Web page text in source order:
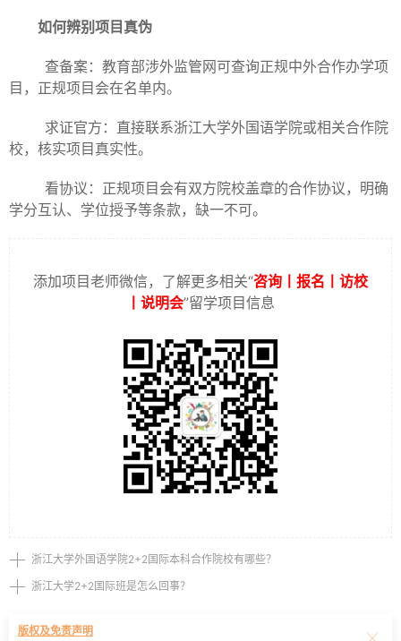
如何辨别项目真伪
查备案：教育部涉外监管网可查询正规中外合作办学项
目，正规项目会在名单内。
求证官方：直接联系浙江大学外国语学院或相关合作院
校，核实项目真实性。
看协议：正规项目会有双方院校盖章的合作协议，明确
学分互认、学位授予等条款，缺一不可。
添加项目老师微信，了解更多相关“咨询丨报名丨访校
丨说明会”留学项目信息
浙江大学外国语学院2+2国际本科合作院校有哪些？
浙江大学2+2国际班是怎么回事？
版权及免责声明